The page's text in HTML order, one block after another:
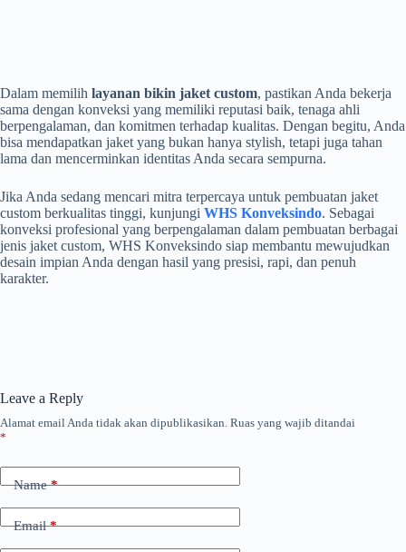
Dalam memilih layanan bikin jaket custom, pastikan Anda bekerja
sama dengan konveksi yang memiliki reputasi baik, tenaga ahli
berpengalaman, dan komitmen terhadap kualitas. Dengan begitu, Anda
bisa mendapatkan jaket yang bukan hanya stylish, tetapi juga tahan
lama dan mencerminkan identitas Anda secara sempurna.
Jika Anda sedang mencari mitra terpercaya untuk pembuatan jaket
custom berkualitas tinggi, kunjungi WHS Konveksindo. Sebagai
konveksi profesional yang berpengalaman dalam pembuatan berbagai
jenis jaket custom, WHS Konveksindo siap membantu mewujudkan
desain impian Anda dengan hasil yang presisi, rapi, dan penuh
karakter.
Leave a Reply
Alamat email Anda tidak akan dipublikasikan. Ruas yang wajib ditandai
*
Name*
Email*